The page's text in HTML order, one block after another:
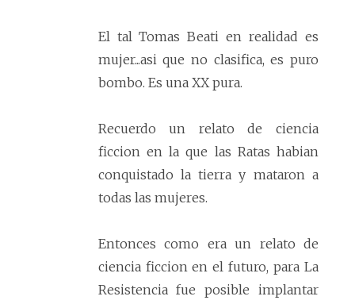
El tal Tomas Beati en realidad es
mujer...asi que no clasifica, es puro
bombo. Es una XX pura.
Recuerdo un relato de ciencia
ficcion en la que las Ratas habian
conquistado la tierra y mataron a
todas las mujeres.
Entonces como era un relato de
ciencia ficcion en el futuro, para La
Resistencia fue posible implantar